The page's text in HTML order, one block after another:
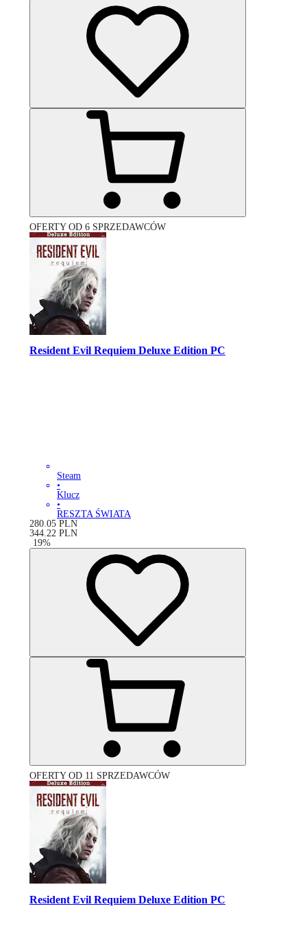
OFERTY OD 6 SPRZEDAWCÓW
Resident Evil Requiem Deluxe Edition PC
Steam
•
Klucz
•
RESZTA ŚWIATA
280.05 PLN
344.22 PLN
-19%
OFERTY OD 11 SPRZEDAWCÓW
Resident Evil Requiem Deluxe Edition PC